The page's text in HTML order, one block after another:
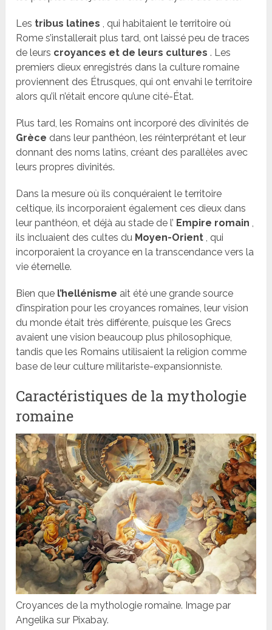
Les tribus latines , qui habitaient le territoire où
Rome s’installerait plus tard, ont laissé peu de traces
de leurs croyances et de leurs cultures . Les
premiers dieux enregistrés dans la culture romaine
proviennent des Étrusques, qui ont envahi le territoire
alors qu’il n’était encore qu’une cité-État.
Plus tard, les Romains ont incorporé des divinités de
Grèce dans leur panthéon, les réinterprétant et leur
donnant des noms latins, créant des parallèles avec
leurs propres divinités.
Dans la mesure où ils conquéraient le territoire
celtique, ils incorporaient également ces dieux dans
leur panthéon, et déjà au stade de l’ Empire romain ,
ils incluaient des cultes du Moyen-Orient , qui
incorporaient la croyance en la transcendance vers la
vie éternelle.
Bien que l’hellénisme ait été une grande source
d’inspiration pour les croyances romaines, leur vision
du monde était très différente, puisque les Grecs
avaient une vision beaucoup plus philosophique,
tandis que les Romains utilisaient la religion comme
base de leur culture militariste-expansionniste.
Caractéristiques de la mythologie
romaine
Croyances de la mythologie romaine. Image par
Angelika sur Pixabay.